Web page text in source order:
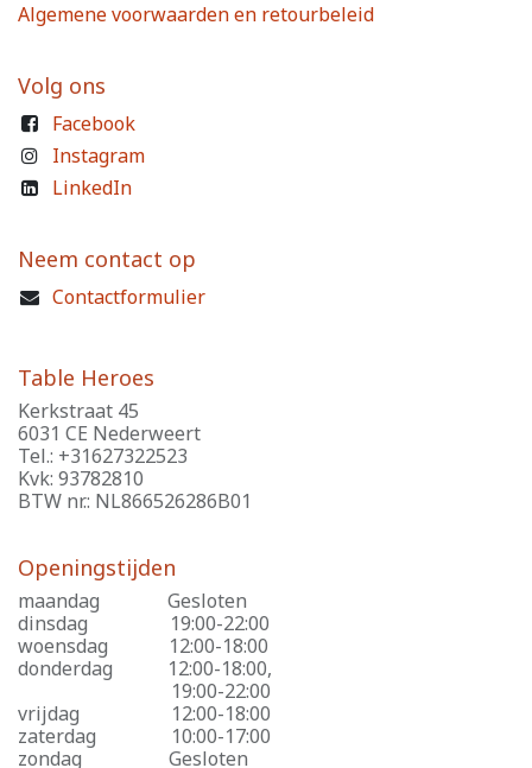
Algemene voorwaarden en retourbeleid
Volg ons
Facebook
Instagram
LinkedIn
Neem contact op
Contactformulier
Table Heroes
Kerkstraat 45
6031 CE Nederweert
Tel.: +31627322523
Kvk: 93782810
BTW nr.: NL866526286B01
Openingstijden
maandag
​Gesloten
dinsdag
​19:00-22:00
woensdag
​12:00-18:00
donderdag
​12:00-18:00,
​19:00-22:00
vrijdag
​12:00-18:00
zaterdag
​10:00-17:00
zondag
​Gesloten